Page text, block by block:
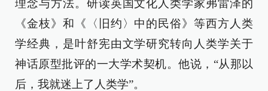
理念与方法。研读英国文化人类学家弗雷泽的
《金枝》和《〈旧约〉中的民俗》等西方人类
学经典，是叶舒宪由文学研究转向人类学关于
神话原型批评的一大学术契机。他说，“从那以
后，我就迷上了人类学”。